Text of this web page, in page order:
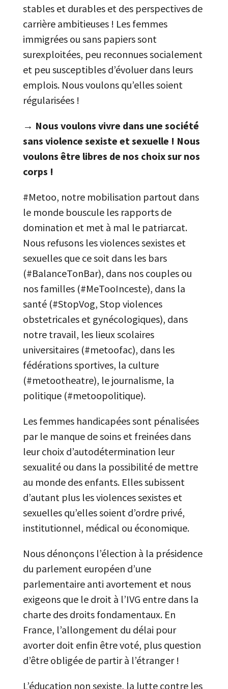
stables et durables et des perspectives de
carrière ambitieuses ! Les femmes
immigrées ou sans papiers sont
surexploitées, peu reconnues socialement
et peu susceptibles d’évoluer dans leurs
emplois. Nous voulons qu’elles soient
régularisées !
→ Nous voulons vivre dans une société
sans violence sexiste et sexuelle ! Nous
voulons être libres de nos choix sur nos
corps !
#Metoo, notre mobilisation partout dans
le monde bouscule les rapports de
domination et met à mal le patriarcat.
Nous refusons les violences sexistes et
sexuelles que ce soit dans les bars
(#BalanceTonBar), dans nos couples ou
nos familles (#MeTooInceste), dans la
santé (#StopVog, Stop violences
obstetricales et gynécologiques), dans
notre travail, les lieux scolaires
universitaires (#metoofac), dans les
fédérations sportives, la culture
(#metootheatre), le journalisme, la
politique (#metoopolitique).
Les femmes handicapées sont pénalisées
par le manque de soins et freinées dans
leur choix d’autodétermination leur
sexualité ou dans la possibilité de mettre
au monde des enfants. Elles subissent
d’autant plus les violences sexistes et
sexuelles qu’elles soient d’ordre privé,
institutionnel, médical ou économique.
Nous dénonçons l’élection à la présidence
du parlement européen d’une
parlementaire anti avortement et nous
exigeons que le droit à l’IVG entre dans la
charte des droits fondamentaux. En
France, l’allongement du délai pour
avorter doit enfin être voté, plus question
d’être obligée de partir à l’étranger !
L’éducation non sexiste, la lutte contre les